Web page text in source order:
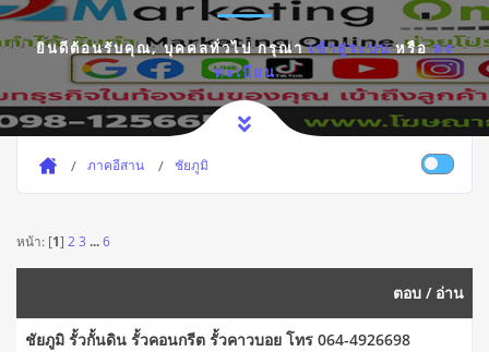
ยินดีต้อนรับคุณ,บุคคลทั่วไปกรุณาเข้าสู่ระบบหรือลง
ทะเบียน
ภาคอีสาน ชัยภูมิ
หน้า: [1] 2 3 ...6
ตอบ / อ่าน
ชัยภูมิ รั้วกั้นดิน รั้วคอนกรีต รั้วคาวบอย โทร 064-4926698